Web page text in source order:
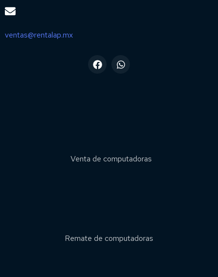
ventas@rentalap.mx
Venta de computadoras
Remate de computadoras